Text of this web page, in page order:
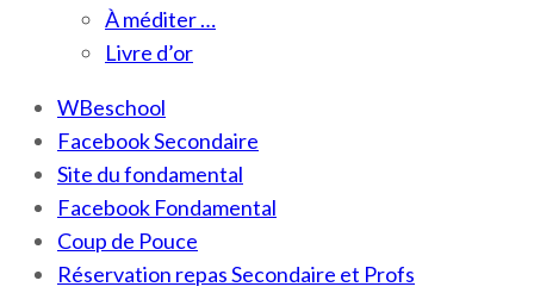
À méditer …
Livre d’or
WBeschool
Facebook Secondaire
Site du fondamental
Facebook Fondamental
Coup de Pouce
Réservation repas Secondaire et Profs